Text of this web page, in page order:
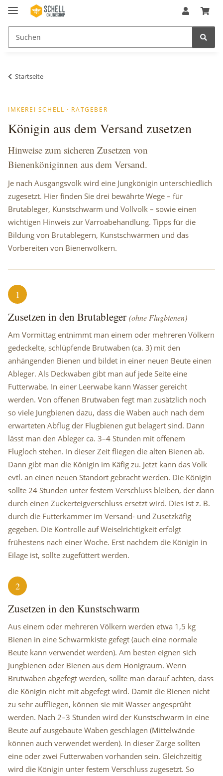
Startseite
IMKEREI SCHELL · RATGEBER
Königin aus dem Versand zusetzen
Hinweise zum sicheren Zusetzen von
Bienenköniginnen aus dem Versand.
Je nach Ausgangsvolk wird eine Jungkönigin unterschiedlich
zugesetzt. Hier finden Sie drei bewährte Wege – für
Brutableger, Kunstschwarm und Vollvolk – sowie einen
wichtigen Hinweis zur Varroabehandlung. Tipps für die
Bildung von Brutablegern, Kunstschwärmen und das
Vorbereiten von Bienenvölkern.
1
Zusetzen in den Brutableger (ohne Flugbienen)
Am Vormittag entnimmt man einem oder mehreren Völkern
gedeckelte, schlüpfende Brutwaben (ca. 3) mit den
anhängenden Bienen und bildet in einer neuen Beute einen
Ableger. Als Deckwaben gibt man auf jede Seite eine
Futterwabe. In einer Leerwabe kann Wasser gereicht
werden. Von offenen Brutwaben fegt man zusätzlich noch
so viele Jungbienen dazu, dass die Waben auch nach dem
erwarteten Abflug der Flugbienen gut belagert sind. Dann
lässt man den Ableger ca. 3–4 Stunden mit offenem
Flugloch stehen. In dieser Zeit fliegen die alten Bienen ab.
Dann gibt man die Königin im Käfig zu. Jetzt kann das Volk
evtl. an einen neuen Standort gebracht werden. Die Königin
sollte 24 Stunden unter festem Verschluss bleiben, der dann
durch einen Zuckerteigverschluss ersetzt wird. Dies ist z. B.
durch die Futterkammer im Versand- und Zusetzkäfig
gegeben. Die Kontrolle auf Weiselrichtigkeit erfolgt
frühestens nach einer Woche. Erst nachdem die Königin in
Eilage ist, sollte zugefüttert werden.
2
Zusetzen in den Kunstschwarm
Aus einem oder mehreren Völkern werden etwa 1,5 kg
Bienen in eine Schwarmkiste gefegt (auch eine normale
Beute kann verwendet werden). Am besten eignen sich
Jungbienen oder Bienen aus dem Honigraum. Wenn
Brutwaben abgefegt werden, sollte man darauf achten, dass
die Königin nicht mit abgefegt wird. Damit die Bienen nicht
zu sehr auffliegen, können sie mit Wasser angesprüht
werden. Nach 2–3 Stunden wird der Kunstschwarm in eine
Beute auf ausgebaute Waben geschlagen (Mittelwände
können auch verwendet werden). In dieser Zarge sollten
eine oder zwei Futterwaben vorhanden sein. Gleichzeitig
wird die Königin unter festem Verschluss zugesetzt. So